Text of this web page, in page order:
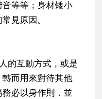
等等；身材矮小
見原因。
的互動方式，或是
而用來對待其他
必以身作則，並